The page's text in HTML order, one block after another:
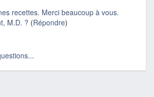
recettes. Merci beaucoup à vous.
M.D. ? (Répondre)